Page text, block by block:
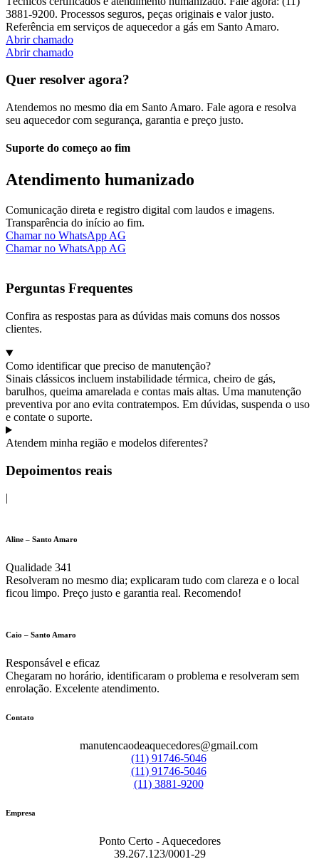
3881-9200. Processos seguros, peças originais e valor justo.
Referência em serviços de aquecedor a gás em Santo Amaro.
Abrir chamado
Abrir chamado
Quer resolver agora?
Atendemos no mesmo dia em Santo Amaro. Fale agora e resolva
seu aquecedor com segurança, garantia e preço justo.
Suporte do começo ao fim
Atendimento humanizado
Comunicação direta e registro digital com laudos e imagens.
Transparência do início ao fim.
Chamar no WhatsApp AG
Chamar no WhatsApp AG
Perguntas Frequentes
Confira as respostas para as dúvidas mais comuns dos nossos
clientes.
Como identificar que preciso de manutenção?
Sinais clássicos incluem instabilidade térmica, cheiro de gás,
barulhos, queima amarelada e contas mais altas. Uma manutenção
preventiva por ano evita contratempos. Em dúvidas, suspenda o uso
e contate o suporte.
Atendem minha região e modelos diferentes?
Depoimentos reais
|
Aline – Santo Amaro
Qualidade 341
Resolveram no mesmo dia; explicaram tudo com clareza e o local
ficou limpo. Preço justo e garantia real. Recomendo!
Caio – Santo Amaro
Responsável e eficaz
Chegaram no horário, identificaram o problema e resolveram sem
enrolação. Excelente atendimento.
Contato
manutencaodeaquecedores@gmail.com
(11) 91746-5046
(11) 91746-5046
(11) 3881-9200
Empresa
Ponto Certo - Aquecedores
39.267.123/0001-29